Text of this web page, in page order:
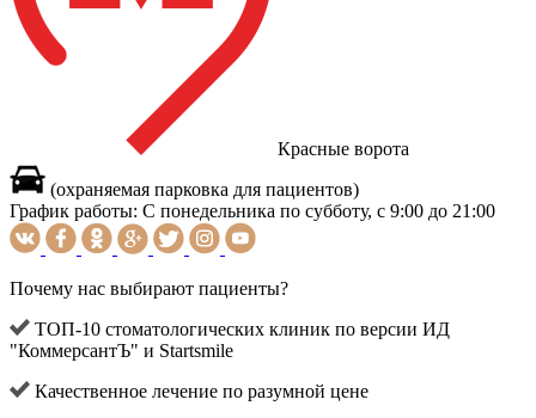
Красные ворота
(охраняемая парковка для пациентов)
График работы: С понедельника по субботу, с 9:00 до 21:00
Почему нас выбирают пациенты?
ТОП-10 стоматологических клиник по версии ИД
"КоммерсантЪ" и Startsmile
Качественное лечение по разумной цене